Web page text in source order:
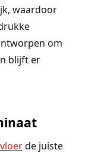
waardoor
om
blijft er
de juiste